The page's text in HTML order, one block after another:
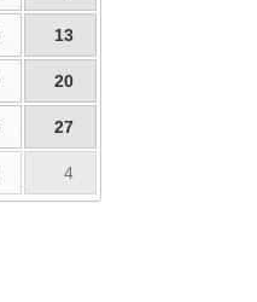
13
20
27
4